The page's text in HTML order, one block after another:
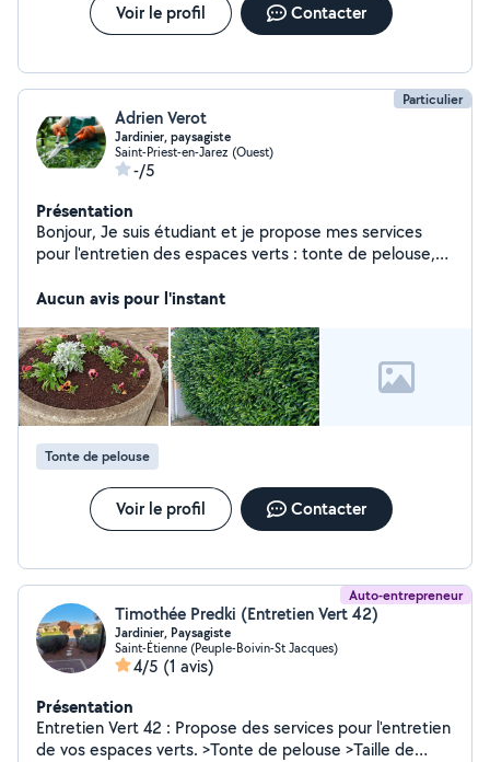
Voir le profil Contacter
Particulier
Adrien Verot
Jardinier, paysagiste
Saint-Priest-en-Jarez (Ouest)
-/5
Présentation
Bonjour, Je suis étudiant et je propose mes services
pour l'entretien des espaces verts : tonte de pelouse,
.... J'ai de l'expérience dans ce domaine et je suis motivé
N'hésitez pas à m'envoyer un message pour toute autre
demande. Petit prix
Aucun avis pour l'instant
Tonte de pelouse
Voir le profil Contacter
Auto-entrepreneur
Timothée Predki (Entretien Vert 42)
Jardinier, Paysagiste
Saint-Étienne (Peuple-Boivin-St Jacques)
4/5 (1 avis)
Présentation
Entretien Vert 42 : Propose des services pour l'entretien
de vos espaces verts. >Tonte de pelouse >Taille de